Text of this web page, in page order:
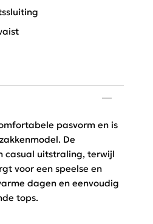
pasvorm en is
De
casual uitstraling, terwijl
voor een speelse en
dagen en eenvoudig
tops.